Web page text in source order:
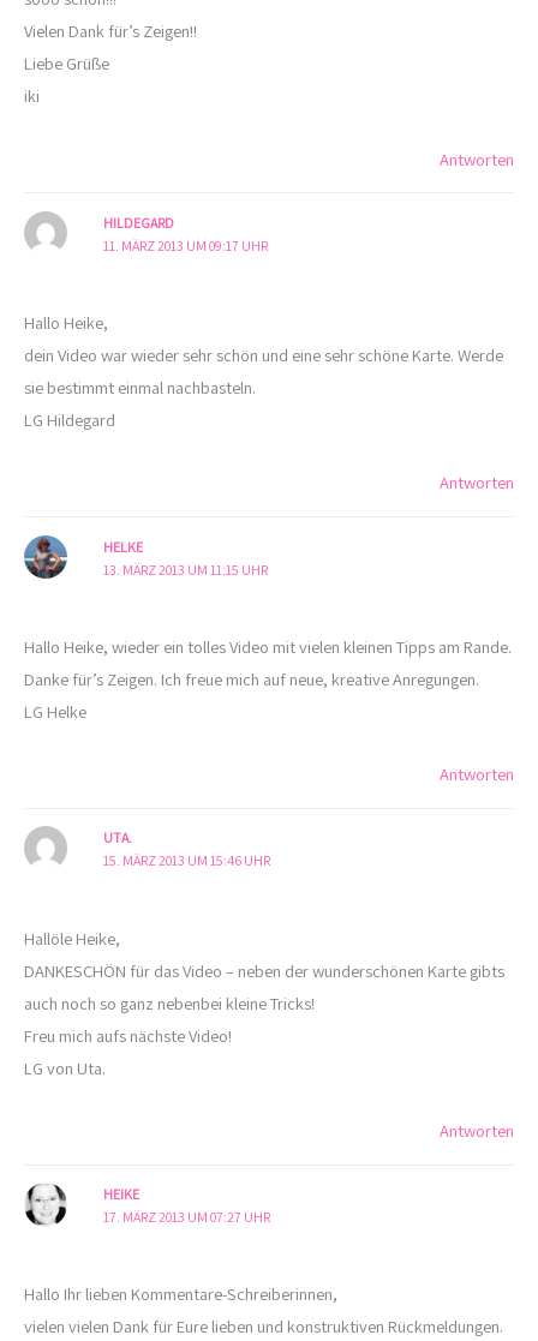
Vielen Dank für’s Zeigen!!
Liebe Grüße
iki
Antworten
HILDEGARD
11. MÄRZ 2013 UM 09:17 UHR
Hallo Heike,
dein Video war wieder sehr schön und eine sehr schöne Karte. Werde
sie bestimmt einmal nachbasteln.
LG Hildegard
Antworten
HELKE
13. MÄRZ 2013 UM 11:15 UHR
Hallo Heike, wieder ein tolles Video mit vielen kleinen Tipps am Rande.
Danke für’s Zeigen. Ich freue mich auf neue, kreative Anregungen.
LG Helke
Antworten
UTA.
15. MÄRZ 2013 UM 15:46 UHR
Hallöle Heike,
DANKESCHÖN für das Video – neben der wunderschönen Karte gibts
auch noch so ganz nebenbei kleine Tricks!
Freu mich aufs nächste Video!
LG von Uta.
Antworten
HEIKE
17. MÄRZ 2013 UM 07:27 UHR
Hallo Ihr lieben Kommentare-Schreiberinnen,
vielen vielen Dank für Eure lieben und konstruktiven Rückmeldungen.